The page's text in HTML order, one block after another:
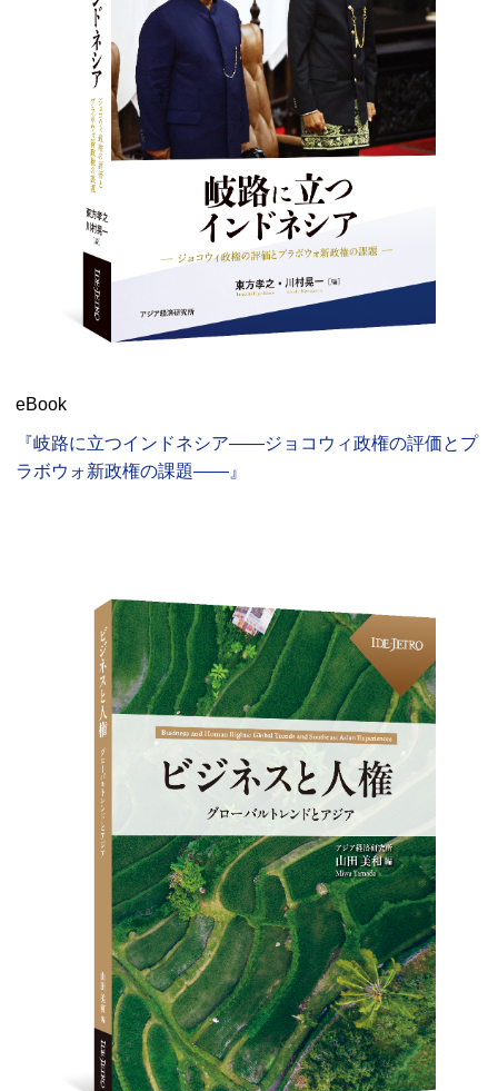
eBook
『岐路に立つインドネシア――ジョコウィ政権の評価とプ
ラボウォ新政権の課題――』